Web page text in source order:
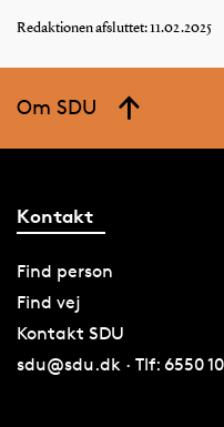
Redaktionen afsluttet: 11.02.2025
Om SDU
Kontakt
Find person
Find vej
Kontakt SDU
sdu@sdu.dk · Tlf: 6550